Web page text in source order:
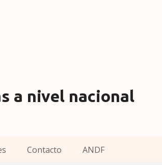
a nivel nacional
Contacto ANDF